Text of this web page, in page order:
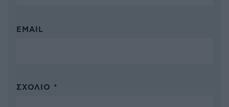
EMAIL
ΣΧΌΛΙΟ *